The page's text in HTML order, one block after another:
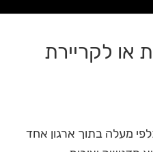
או לקריירת
מעלה בתוך ארגון אחד